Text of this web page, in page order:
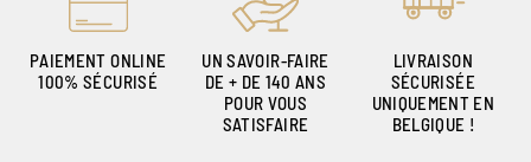
PAIEMENT ONLINE
100% SÉCURISÉ
UN SAVOIR-FAIRE
DE + DE 140 ANS
POUR VOUS
SATISFAIRE
LIVRAISON
SÉCURISÉE
UNIQUEMENT EN
BELGIQUE !